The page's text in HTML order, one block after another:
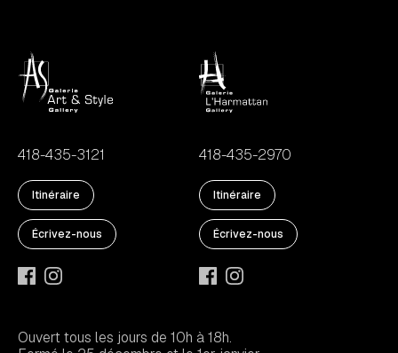
418-435-3121
Itinéraire
Écrivez-nous
418-435-2970
Itinéraire
Écrivez-nous
Ouvert tous les jours de 10h à 18h.